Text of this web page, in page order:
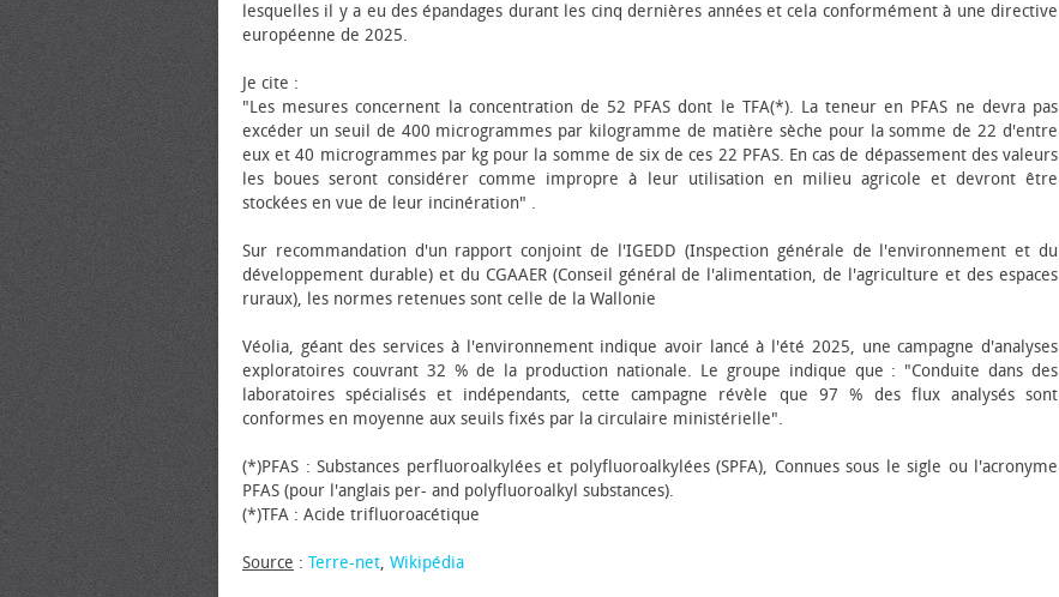
lesquelles il y a eu des épandages durant les cinq dernières années et cela conformément à une directive
européenne de 2025.
Je cite :
"Les mesures concernent la concentration de 52 PFAS dont le TFA(*). La teneur en PFAS ne devra pas
excéder un seuil de 400 microgrammes par kilogramme de matière sèche pour la somme de 22 d'entre
eux et 40 microgrammes par kg pour la somme de six de ces 22 PFAS. En cas de dépassement des valeurs
les boues seront considérer comme impropre à leur utilisation en milieu agricole et devront être
stockées en vue de leur incinération" .
Sur recommandation d'un rapport conjoint de l'IGEDD (Inspection générale de l'environnement et du
développement durable) et du CGAAER (Conseil général de l'alimentation, de l'agriculture et des espaces
ruraux), les normes retenues sont celle de la Wallonie
Véolia, géant des services à l'environnement indique avoir lancé à l'été 2025, une campagne d'analyses
exploratoires couvrant 32 % de la production nationale. Le groupe indique que : "Conduite dans des
laboratoires spécialisés et indépendants, cette campagne révèle que 97 % des flux analysés sont
conformes en moyenne aux seuils fixés par la circulaire ministérielle".
(*)PFAS : Substances perfluoroalkylées et polyfluoroalkylées (SPFA), Connues sous le sigle ou l'acronyme
PFAS (pour l'anglais per- and polyfluoroalkyl substances).
(*)TFA : Acide trifluoroacétique
Source : Terre-net, Wikipédia